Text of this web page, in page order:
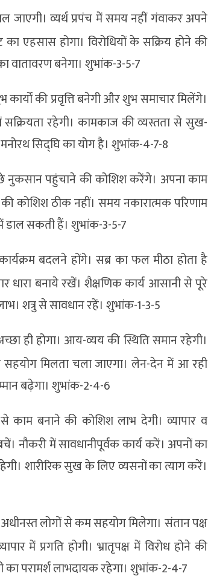
व्यर्थ प्रपंच में समय नहीं गंवाकर अपने
एहसास होगा। विरोधियों के सक्रिय होने की
वातावरण बनेगा। शुभांक-3-5-7
की प्रवृत्ति बनेगी और शुभ समाचार मिलेंगे।
सक्रियता रहेगी। कामकाज की व्यस्तता से सुख-
मनोरथ सिद्घि का योग है। शुभांक-4-7-8
नुकसान पहुंचाने की कोशिश करेंगे। अपना काम
कोशिश ठीक नहीं। समय नकारात्मक परिणाम
डाल सकती हैं। शुभांक-3-5-7
बदलने होंगे। सब्र का फल मीठा होता है
धारा बनाये रखें। शैक्षणिक कार्य आसानी से पूरे
शत्रु से सावधान रहें। शुभांक-1-3-5
ही होगा। आय-व्यय की स्थिति समान रहेगी।
मिलता चला जाएगा। लेन-देन में आ रही
बढ़ेगा। शुभांक-2-4-6
से काम बनाने की कोशिश लाभ देगी। व्यापार व
नौकरी में सावधानीपूर्वक कार्य करें। अपनों का
शारीरिक सुख के लिए व्यसनों का त्याग करें।
लोगों से कम सहयोग मिलेगा। संतान पक्ष
में प्रगति होगी। भ्रातृपक्ष में विरोध होने की
का परामर्श लाभदायक रहेगा। शुभांक-2-4-7